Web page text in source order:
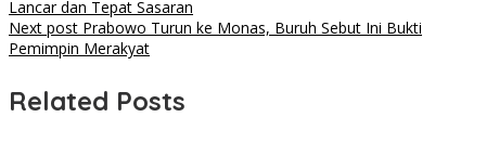
Lancar dan Tepat Sasaran
Next post Prabowo Turun ke Monas, Buruh Sebut Ini Bukti
Pemimpin Merakyat
Related Posts